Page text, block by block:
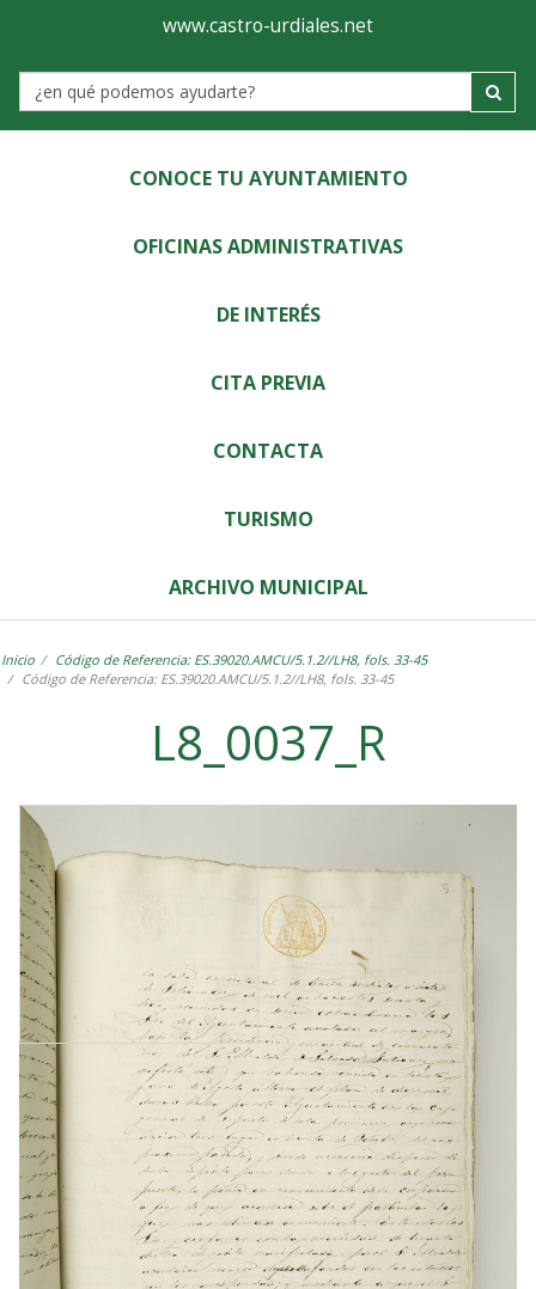
Ayuntamiento
de
Castro-
Urdiales
www.castro-urdiales.net
Label
CONOCE TU AYUNTAMIENTO
OFICINAS ADMINISTRATIVAS
DE INTERÉS
CITA PREVIA
CONTACTA
TURISMO
ARCHIVO MUNICIPAL
Inicio
Código de Referencia: ES.39020.AMCU/5.1.2//LH8, fols. 33-45
Código de Referencia: ES.39020.AMCU/5.1.2//LH8, fols. 33-45
L8_0037_R